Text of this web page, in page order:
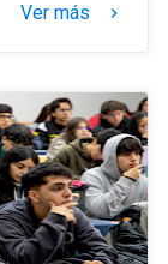
Ver más keyboard_arrow_right